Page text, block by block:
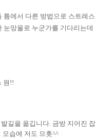
틈에서 다른 방법으로 스트레스
눈망울로 누군가를 기다리는데
원!!
길을 옮깁니다 금방 지어진 잡
모습에 저도 므흣^^